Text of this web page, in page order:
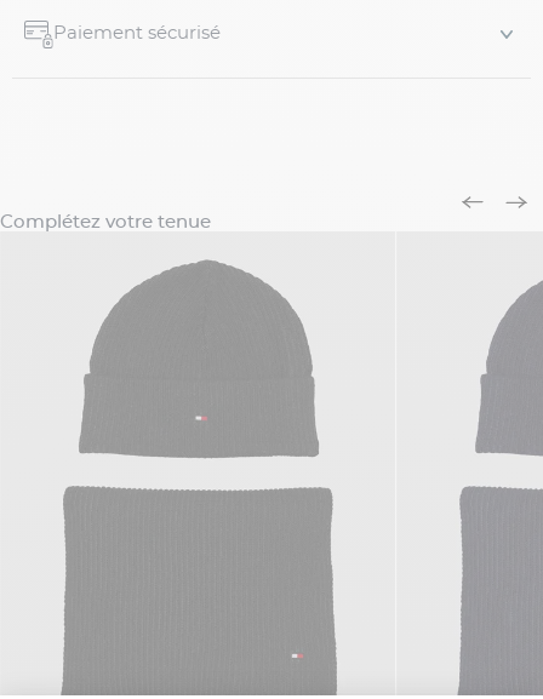
Paiement sécurisé
Complétez votre tenue